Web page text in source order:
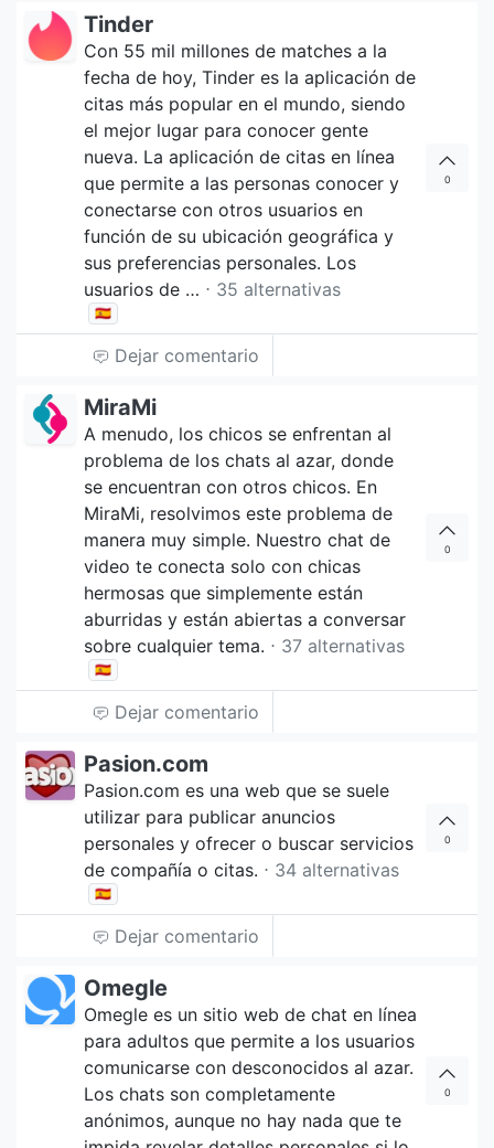
Tinder
Con 55 mil millones de matches a la
fecha de hoy, Tinder es la aplicación de
citas más popular en el mundo, siendo
el mejor lugar para conocer gente
nueva. La aplicación de citas en línea
que permite a las personas conocer y
conectarse con otros usuarios en
función de su ubicación geográfica y
sus preferencias personales. Los
usuarios de … ⋅ 35 alternativas
🇪🇸
0
Dejar comentario
MiraMi
A menudo, los chicos se enfrentan al
problema de los chats al azar, donde
se encuentran con otros chicos. En
MiraMi, resolvimos este problema de
manera muy simple. Nuestro chat de
video te conecta solo con chicas
hermosas que simplemente están
aburridas y están abiertas a conversar
sobre cualquier tema. ⋅ 37 alternativas
🇪🇸
0
Dejar comentario
Pasion.com
Pasion.com es una web que se suele
utilizar para publicar anuncios
personales y ofrecer o buscar servicios
de compañía o citas. ⋅ 34 alternativas
🇪🇸
0
Dejar comentario
Omegle
Omegle es un sitio web de chat en línea
para adultos que permite a los usuarios
comunicarse con desconocidos al azar.
Los chats son completamente
anónimos, aunque no hay nada que te
0